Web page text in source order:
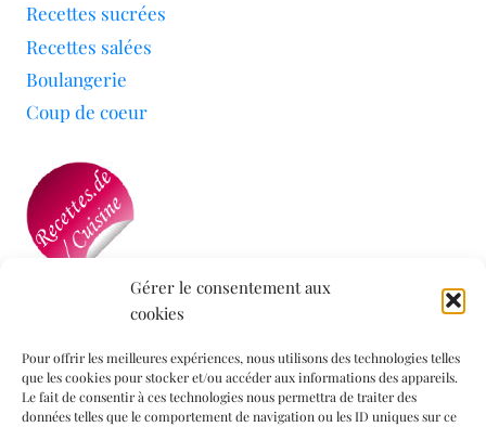
Gérer le consentement aux
cookies
Pour offrir les meilleures expériences, nous utilisons des technologies telles
que les cookies pour stocker et/ou accéder aux informations des appareils.
Le fait de consentir à ces technologies nous permettra de traiter des
données telles que le comportement de navigation ou les ID uniques sur ce
Recettes sucrées
Recettes salées
Boulangerie
Coup de coeur
Mon blog a été sélectionné par le site